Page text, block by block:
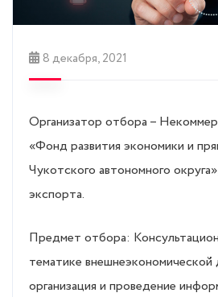
8 декабря, 2021
Организатор отбора –
«Фонд развития экономики и
Чукотского автономного
экспорта.
Предмет отбора:
тематике внешнеэкономической
организация и проведение